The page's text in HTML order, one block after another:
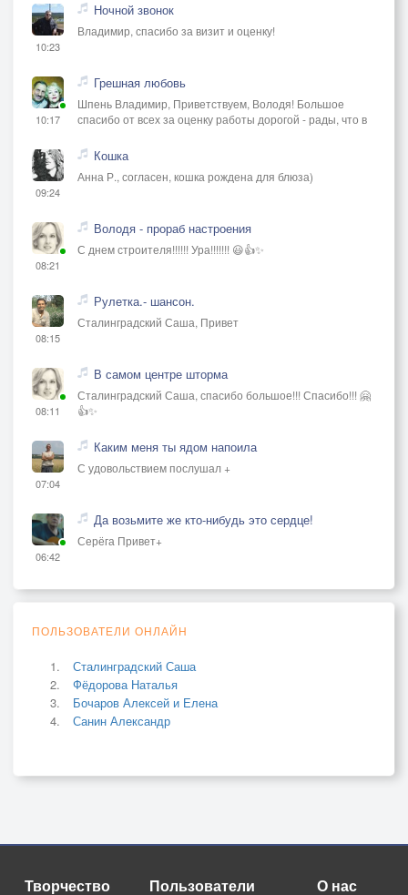
10:23
Ночной звонок
Владимир, спасибо за визит и оценку!
10:17
Грешная любовь
Шпень Владимир, Приветствуем, Володя! Большое
спасибо от всех за оценку работы дорогой - рады, что в
09:24
Кошка
Анна Р., согласен, кошка рождена для блюза)
08:21
Володя - прораб настроения
С днем строителя!!!!!! Ура!!!!!!! 😃👍✨
08:15
Рулетка.- шансон.
Сталинградский Саша, Привет
08:11
В самом центре шторма
Сталинградский Саша, спасибо большое!!! Спасибо!!! 🤗
👍✨
07:04
Каким меня ты ядом напоила
С удовольствием послушал +
06:42
Да возьмите же кто-нибудь это сердце!
Серёга Привет+
ПОЛЬЗОВАТЕЛИ ОНЛАЙН
Сталинградский Саша
Фёдорова Наталья
Бочаров Алексей и Елена
Санин Александр
Творчество Пользователи О нас